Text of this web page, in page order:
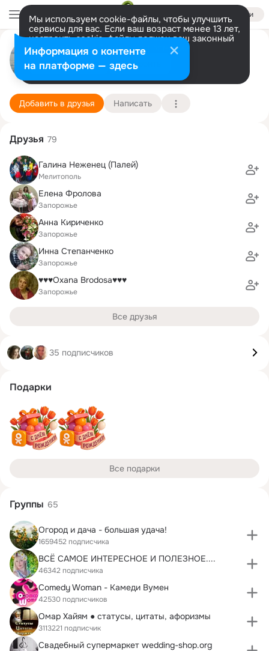
Войти
Мы используем cookie-файлы, чтобы улучшить
сервисы для вас. Если ваш возраст менее 13 лет,
настроить cookie-файлы должен ваш законный
представитель. Больше информации
Разрешить все Настроить
Алёна Тупикова (Неженец)
Запорожье 18 июня (47 лет)
Подробнее
Добавить в друзья Написать
Друзья 79
Галина Неженец (Палей)
Мелитополь
Елена Фролова
Запорожье
Анна Кириченко
Запорожье
Инна Степанченко
Запорожье
♥♥♥Oxana Brodosa♥♥♥
Запорожье
Все друзья
35 подписчиков
Подарки
Все подарки
Группы 65
Огород и дача - большая удача!
1659452 подписчика
ВСЁ САМОЕ ИНТЕРЕСНОЕ И ПОЛЕЗНОЕ....
46342 подписчика
Comedy Woman - Камеди Вумен
42530 подписчиков
Омар Хайям ● статусы, цитаты, афоризмы
3113221 подписчик
Свадебный супермаркет wedding-shop.org
Информация о контенте
на платформе — здесь